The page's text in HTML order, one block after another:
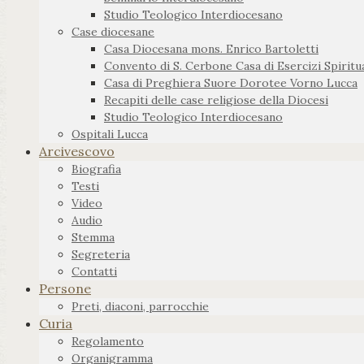
Studio Teologico Interdiocesano
Case diocesane
Casa Diocesana mons. Enrico Bartoletti
Convento di S. Cerbone Casa di Esercizi
Casa di Preghiera Suore Dorotee Vorno Lucca
Recapiti delle case religiose della Diocesi
Studio Teologico Interdiocesano
Ospitali Lucca
Arcivescovo
Biografia
Testi
Video
Audio
Stemma
Segreteria
Contatti
Persone
Preti, diaconi, parrocchie
Curia
Regolamento
Organigramma